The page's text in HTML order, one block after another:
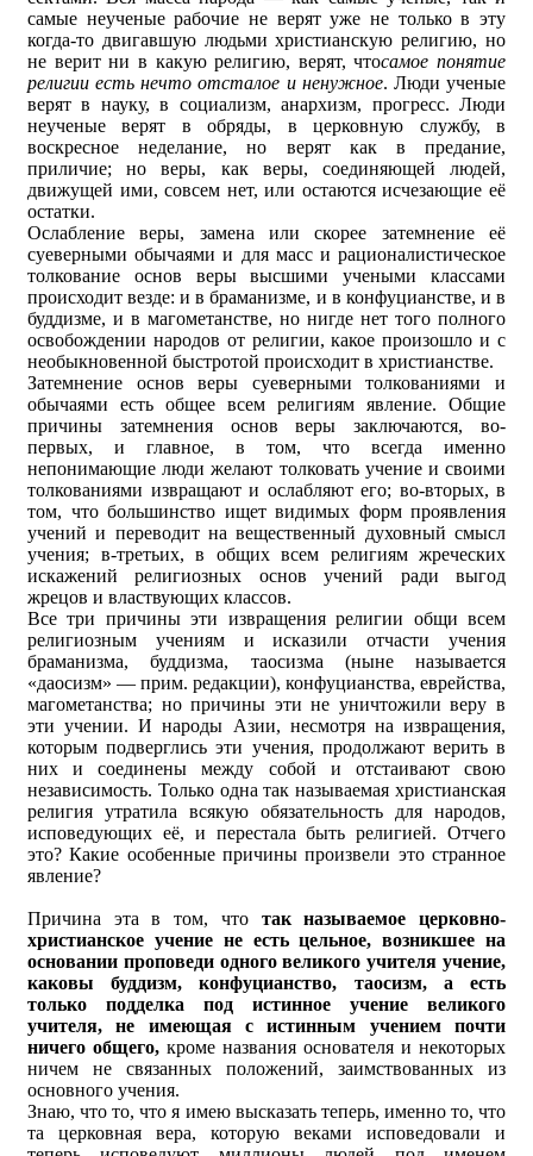
самые неученые рабочие не верят уже не только в эту
когда-то двигавшую людьми христианскую религию, но
не верит ни в какую религию, верят, чтосамое понятие
религии есть нечто отсталое и ненужное. Люди ученые
верят в науку, в социализм, анархизм, прогресс. Люди
неученые верят в обряды, в церковную службу, в
воскресное неделание, но верят как в предание,
приличие; но веры, как веры, соединяющей людей,
движущей ими, совсем нет, или остаются исчезающие её
остатки.
Ослабление веры, замена или скорее затемнение её
суеверными обычаями и для масс и рационалистическое
толкование основ веры высшими учеными классами
происходит везде: и в браманизме, и в конфуцианстве, и в
буддизме, и в магометанстве, но нигде нет того полного
освобождении народов от религии, какое произошло и с
необыкновенной быстротой происходит в христианстве.
Затемнение основ веры суеверными толкованиями и
обычаями есть общее всем религиям явление. Общие
причины затемнения основ веры заключаются, во-
первых, и главное, в том, что всегда именно
непонимающие люди желают толковать учение и своими
толкованиями извращают и ослабляют его; во-вторых, в
том, что большинство ищет видимых форм проявления
учений и переводит на вещественный духовный смысл
учения; в-третьих, в общих всем религиям жреческих
искажений религиозных основ учений ради выгод
жрецов и властвующих классов.
Все три причины эти извращения религии общи всем
религиозным учениям и исказили отчасти учения
браманизма, буддизма, таосизма (ныне называется
«даосизм» — прим. редакции), конфуцианства, еврейства,
магометанства; но причины эти не уничтожили веру в
эти учении. И народы Азии, несмотря на извращения,
которым подверглись эти учения, продолжают верить в
них и соединены между собой и отстаивают свою
независимость. Только одна так называемая христианская
религия утратила всякую обязательность для народов,
исповедующих её, и перестала быть религией. Отчего
это? Какие особенные причины произвели это странное
явление?
Причина эта в том, что так называемое церковно-
христианское учение не есть цельное, возникшее на
основании проповеди одного великого учителя учение,
каковы буддизм, конфуцианство, таосизм, а есть
только подделка под истинное учение великого
учителя, не имеющая с истинным учением почти
ничего общего, кроме названия основателя и некоторых
ничем не связанных положений, заимствованных из
основного учения.
Знаю, что то, что я имею высказать теперь, именно то, что
та церковная вера, которую веками исповедовали и